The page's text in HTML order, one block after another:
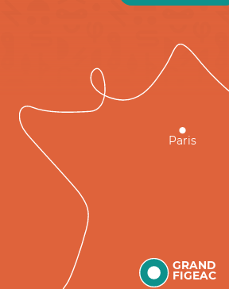
GRAND
FIGEAC
Paris